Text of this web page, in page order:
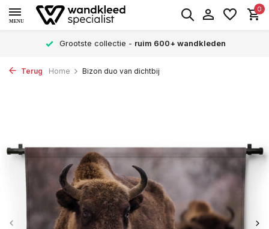
MENU
0
Grootste collectie - ruim 600+ wandkleden
Terug Home Bizon duo van dichtbij